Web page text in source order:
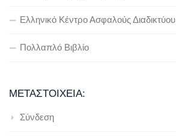
Ελληνικό Κέντρο Ασφαλούς Διαδικτύου
Πολλαπλό Βιβλίο
ΜΕΤΑΣΤΟΙΧΕΊΑ:
Σύνδεση